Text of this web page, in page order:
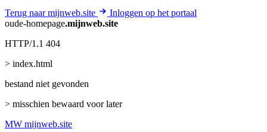
Terug naar mijnweb.site
Inloggen op het portaal
oude-homepage.mijnweb.site
HTTP/1.1 404
> index.html
bestand niet gevonden
> misschien bewaard voor later
MW mijnweb.site